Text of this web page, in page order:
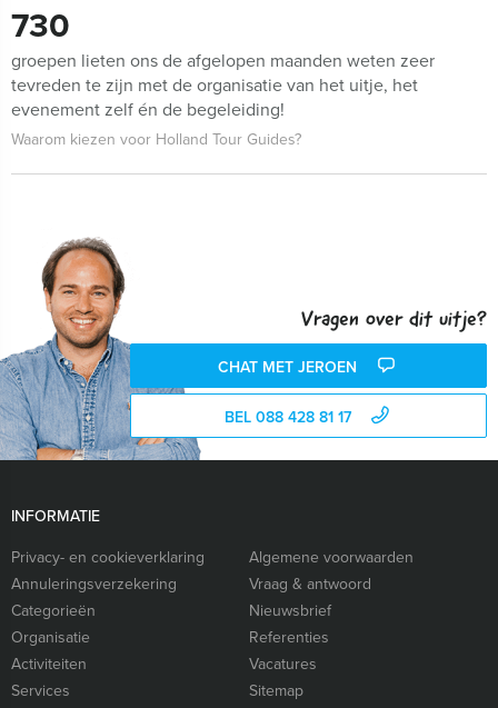
730
groepen lieten ons de afgelopen maanden weten zeer
tevreden te zijn met de organisatie van het uitje, het
evenement zelf én de begeleiding!
Waarom kiezen voor Holland Tour Guides?
Vragen over dit uitje?
CHAT MET JEROEN
BEL 088 428 81 17
INFORMATIE
Privacy- en cookieverklaring
Algemene voorwaarden
Annuleringsverzekering
Vraag & antwoord
Categorieën
Nieuwsbrief
Organisatie
Referenties
Activiteiten
Vacatures
Services
Sitemap